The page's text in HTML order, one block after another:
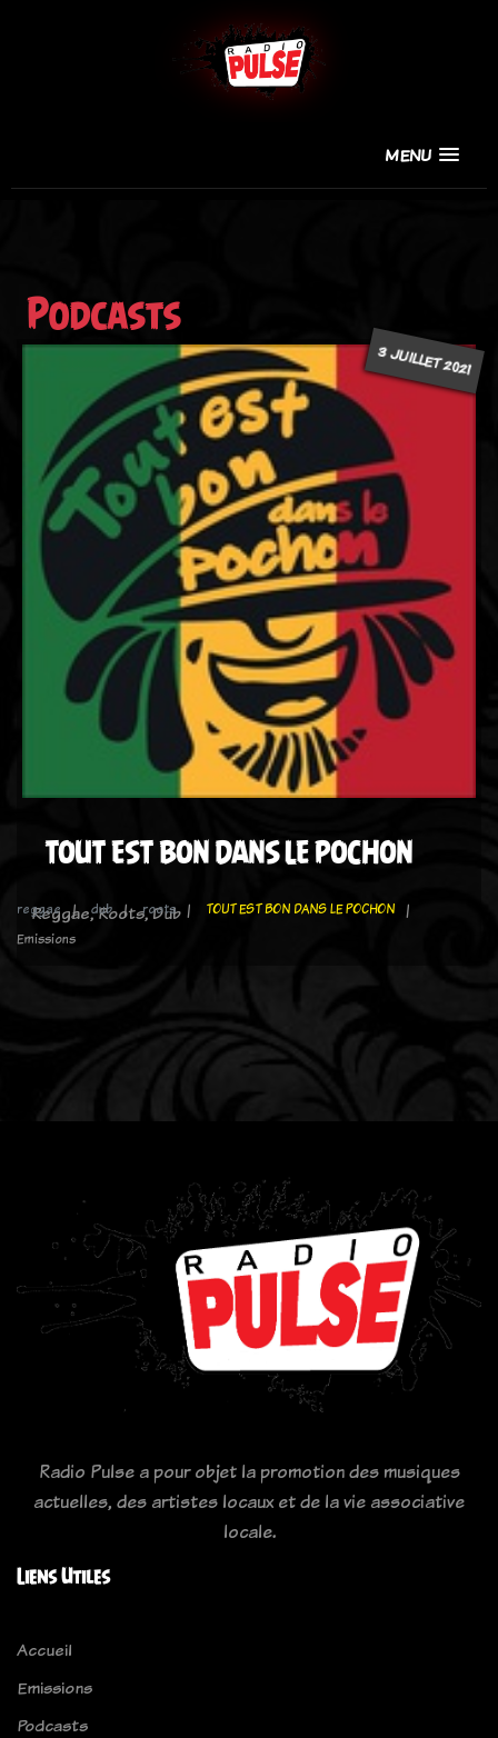
MENU
Podcasts
3 JUILLET 2021
TOUT EST BON DANS LE POCHON
Reggae, Roots, Dub
reggae dub roots
TOUT EST BON DANS LE POCHON
Emissions
Radio Pulse a pour objet la promotion des musiques
actuelles, des artistes locaux et de la vie associative
locale.
Liens Utiles
Accueil
Emissions
Podcasts